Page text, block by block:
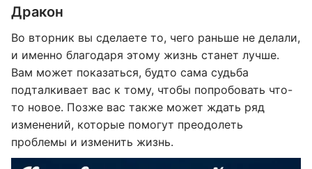
Дракон
Во вторник вы сделаете то, чего раньше не делали,
и именно благодаря этому жизнь станет лучше.
Вам может показаться, будто сама судьба
подталкивает вас к тому, чтобы попробовать что-
то новое. Позже вас также может ждать ряд
изменений, которые помогут преодолеть
проблемы и изменить жизнь.